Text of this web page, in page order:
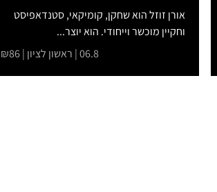
אורן זוזל הוא שחקן, קומיקאי, סטנדאפיסט
וחקיין מוכשר וייחודי. הוא יוצר...
06.8 | ראשון לציון | ₪86